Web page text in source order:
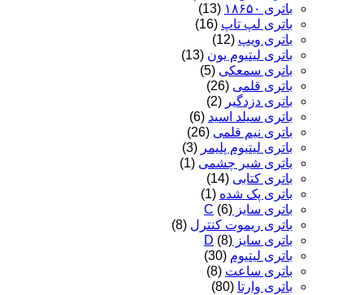
باتری ۱۸۶۵۰
(13)
باتری لپ تاپ (16)
باتری ویپ (12)
باتری لیتیوم یون (13)
باتری سمعکی (5)
باتری قلمی (26)
باتری دزدگیر (2)
باتری سیلد اسید (6)
باتری نیم قلمی (26)
باتری لیتیوم پلیمر (3)
باتری شیر چشمی (1)
باتری کتابی (14)
باتری پک شده (1)
باتری سایز C (6)
باتری ریموت کنترل (8)
باتری سایز D (8)
باتری لیتیوم (30)
باتری ساعت (8)
باتری وارتا (80)